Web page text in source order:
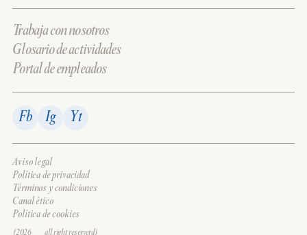
Trabaja con nosotros
Glosario de actividades
Portal de empleados
Fb Ig Yt
Aviso legal
Política de privacidad
Términos y condiciones
Canal ético
Política de cookies
(2026___all right reserverd)